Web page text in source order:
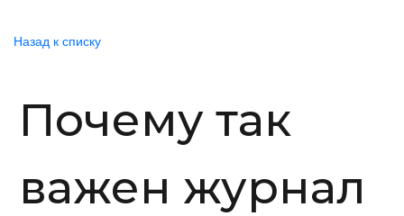
Назад к списку
Почему так
важен журнал